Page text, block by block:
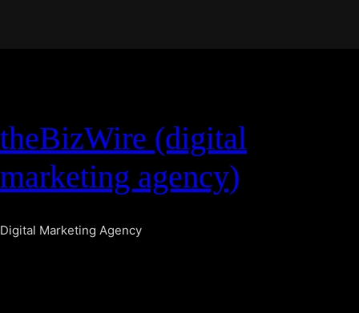
theBizWire (digital
marketing agency)
Digital Marketing Agency